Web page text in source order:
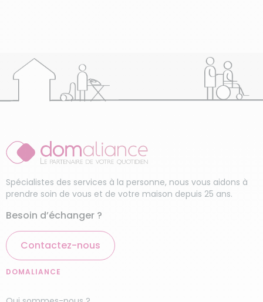
Spécialistes des services à la personne, nous vous aidons à
prendre soin de vous et de votre maison depuis 25 ans.
Besoin d’échanger ?
Contactez-nous
DOMALIANCE